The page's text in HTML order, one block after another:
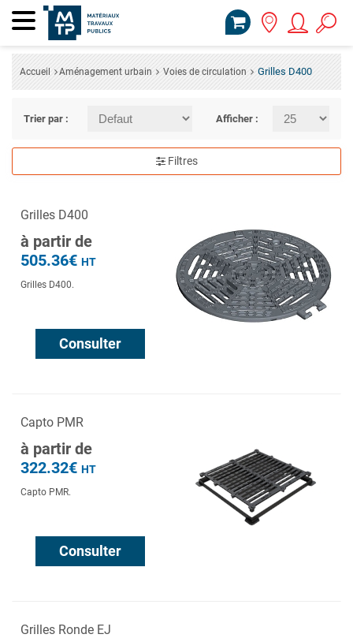
Accueil Aménagement urbain Voies de circulation Grilles D400
Trier par : Afficher :
Filtres
Grilles D400
à partir de
505.36€ HT
Grilles D400.
Consulter
Capto PMR
à partir de
322.32€ HT
Capto PMR.
Consulter
Grilles Ronde EJ